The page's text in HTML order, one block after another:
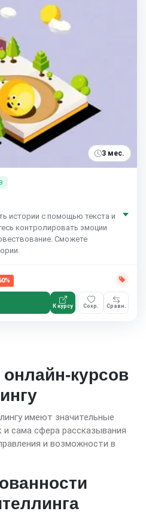
3 мес.
истории с помощью текста и
контролировать эмоции
Сможете
К курсу Сохр. Сравн.
курсов
имеют значительные
и сама сфера рассказывания
и возможности в